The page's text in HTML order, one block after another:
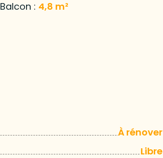
Balcon : 4,8 m²
À rénover
Libre